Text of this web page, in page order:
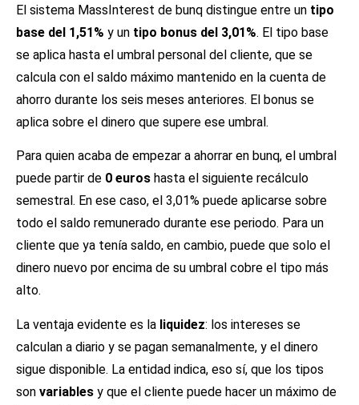
El sistema MassInterest de bunq distingue entre un tipo
base del 1,51% y un tipo bonus del 3,01%. El tipo base
se aplica hasta el umbral personal del cliente, que se
calcula con el saldo máximo mantenido en la cuenta de
ahorro durante los seis meses anteriores. El bonus se
aplica sobre el dinero que supere ese umbral.
Para quien acaba de empezar a ahorrar en bunq, el umbral
puede partir de 0 euros hasta el siguiente recálculo
semestral. En ese caso, el 3,01% puede aplicarse sobre
todo el saldo remunerado durante ese periodo. Para un
cliente que ya tenía saldo, en cambio, puede que solo el
dinero nuevo por encima de su umbral cobre el tipo más
alto.
La ventaja evidente es la liquidez: los intereses se
calculan a diario y se pagan semanalmente, y el dinero
sigue disponible. La entidad indica, eso sí, que los tipos
son variables y que el cliente puede hacer un máximo de